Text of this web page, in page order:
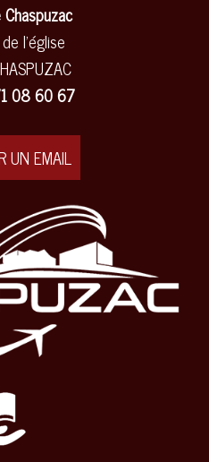
l'église
08 60 67
UN EMAIL